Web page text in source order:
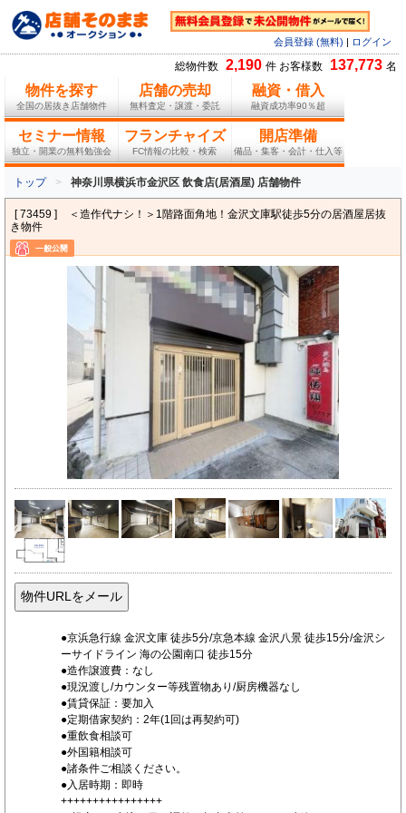
会員登録 (無料) ログイン
総物件数 2,190 件 お客様数 137,773 名
物件を探す
全国の居抜き店舗物件
店舗の売却
無料査定・譲渡・委託
融資・借入
融資成功率90％超
セミナー情報
独立・開業の無料勉強会
フランチャイズ
FC情報の比較・検索
開店準備
備品・集客・会計・仕入等
トップ 神奈川県横浜市金沢区 飲食店(居酒屋) 店舗物件
[ 73459 ]
＜造作代ナシ！＞1階路面角地！金沢文庫駅徒歩5分の居酒屋居抜
き物件
●京浜急行線 金沢文庫 徒歩5分/京急本線 金沢八景 徒歩15分/金沢シ
ーサイドライン 海の公園南口 徒歩15分
●造作譲渡費：なし
●現況渡し/カウンター等残置物あり/厨房機器なし
●賃貸保証：要加入
●定期借家契約：2年(1回は再契約可)
●重飲食相談可
●外国籍相談可
●諸条件ご相談ください。
●入居時期：即時
++++++++++++++++